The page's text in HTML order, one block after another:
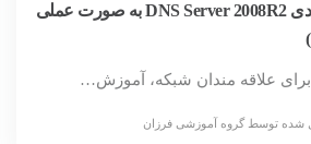
آموزش فارسی پیکربندی DNS Server 2008R2 به صورت عملی
علاقه مندان شبکه، آموزش…
شده توسط گروه آموزشی فرزان